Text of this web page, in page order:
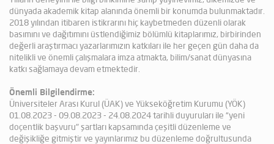
dünyada akademik kitap alanında önemli bir konumda bulunmaktadır.
2018 yılından itibaren istikrarını hiç kaybetmeden düzenli olarak
basımını ve dağıtımını üstlendiğimiz bölümlü kitaplarımız, birbirinden
değerli araştırmacı yazarlarımızın katkıları ile her geçen gün daha da
nitelikli ve önemli çalışmalara imza atmakta, bilim/sanat dünyasına
katkı sağlamaya devam etmektedir.
Önemli Bilgilendirme:
Üniversiteler Arası Kurul (ÜAK) ve Yükseköğretim Kurumu (YÖK)
01.08.2023 - 09.08.2023 - 24.08.2024 tarihli duyuruları ile “yeni
doçentlik başvuru" şartları kapsamında çeşitli düzenleme ve
değişikliğe gitmiştir ve yayınlarımız bu düzenleme doğrultusunda